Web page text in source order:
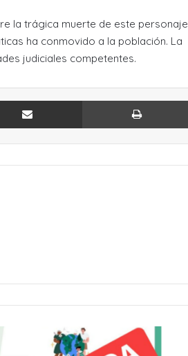
la trágica muerte de este personaje
ha conmovido a la población. La
judiciales competentes.
Compartir por Email